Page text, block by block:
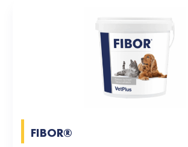
FIBOR®